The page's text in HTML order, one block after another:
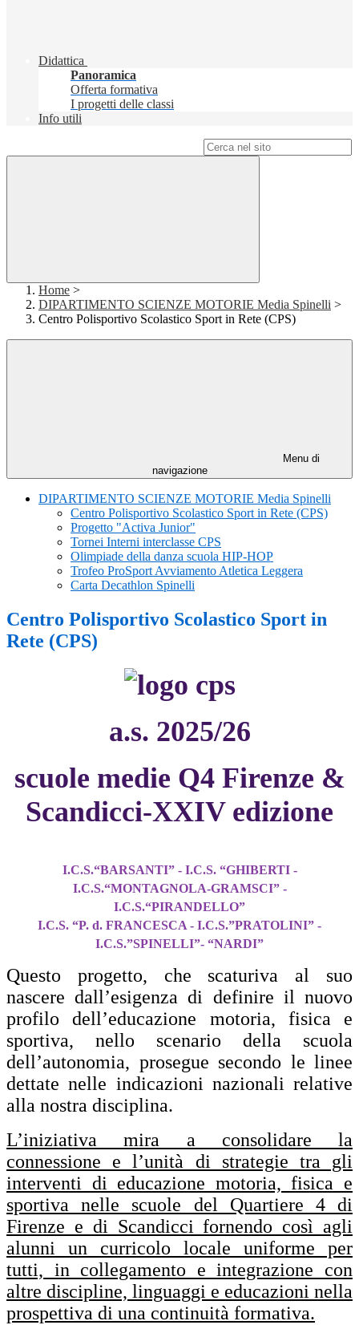
Didattica
Panoramica
Offerta formativa
I progetti delle classi
Info utili
Home >
DIPARTIMENTO SCIENZE MOTORIE Media Spinelli >
Centro Polisportivo Scolastico Sport in Rete (CPS)
Menu di
navigazione
DIPARTIMENTO SCIENZE MOTORIE Media Spinelli
Centro Polisportivo Scolastico Sport in Rete (CPS)
Progetto "Activa Junior"
Tornei Interni interclasse CPS
Olimpiade della danza scuola HIP-HOP
Trofeo ProSport Avviamento Atletica Leggera
Carta Decathlon Spinelli
Centro Polisportivo Scolastico Sport in
Rete (CPS)
a.s. 2025/26
scuole medie Q4 Firenze &
Scandicci-XXIV edizione
I.C.S.“BARSANTI” - I.C.S. “GHIBERTI -
I.C.S.“MONTAGNOLA-GRAMSCI” -
I.C.S.“PIRANDELLO”
I.C.S. “P. d. FRANCESCA - I.C.S.”PRATOLINI” -
I.C.S.”SPINELLI”- “NARDI”
Questo progetto, che scaturiva al suo
nascere dall’esigenza di definire il nuovo
profilo dell’educazione motoria, fisica e
sportiva, nello scenario della scuola
dell’autonomia, prosegue secondo le linee
dettate nelle indicazioni nazionali relative
alla nostra disciplina.
L’iniziativa mira a consolidare la
connessione e l’unità di strategie tra gli
interventi di educazione motoria, fisica e
sportiva nelle scuole del Quartiere 4 di
Firenze e di Scandicci fornendo così agli
alunni un curricolo locale uniforme per
tutti, in collegamento e integrazione con
altre discipline, linguaggi e educazioni nella
prospettiva di una continuità formativa.